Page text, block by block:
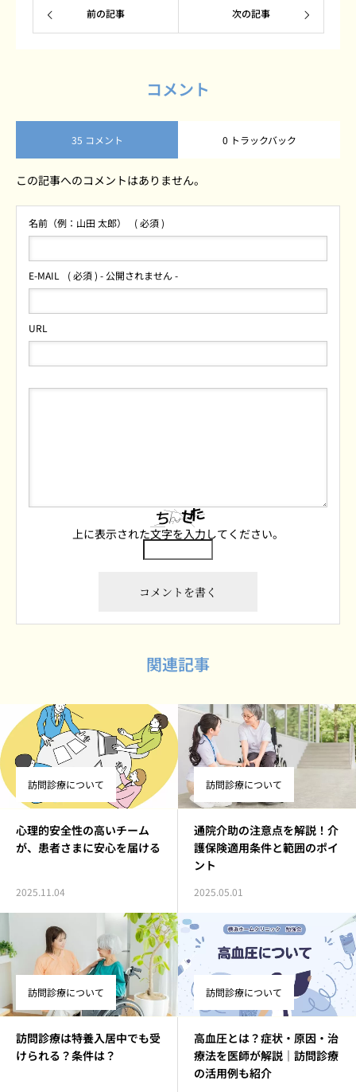
前の記事 次の記事
コメント
35 コメント 0 トラックバック
この記事へのコメントはありません。
名前（例：山田 太郎） ( 必須 )
E-MAIL ( 必須 ) - 公開されません -
URL
上に表示された文字を入力してください。
関連記事
訪問診療について
心理的安全性の高いチーム
が、患者さまに安心を届ける
2025.11.04
訪問診療について
通院介助の注意点を解説！介
護保険適用条件と範囲のポイ
ント
2025.05.01
訪問診療について
訪問診療は特養入居中でも受
けられる？条件は？
訪問診療について
高血圧とは？症状・原因・治
療法を医師が解説｜訪問診療
の活用例も紹介